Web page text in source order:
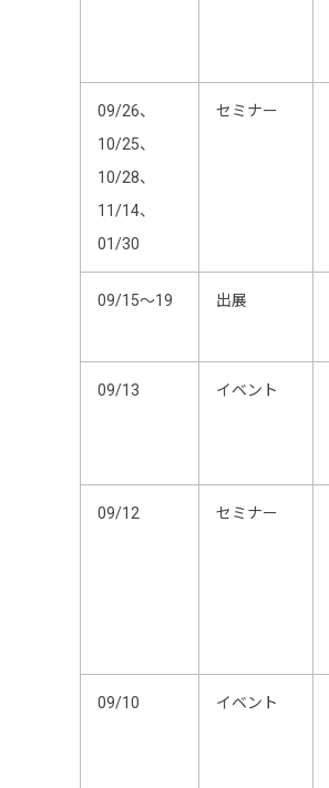
09/26、
10/25、
10/28、
11/14、
01/30
セミナー
09/15～19 出展
09/13 イベント
09/12 セミナー
09/10 イベント